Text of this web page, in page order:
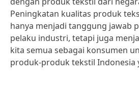
Peningkatan kualitas produk
hanya menjadi tanggung jawab
pelaku industri, tetapi juga
kita semua sebagai konsumen
produk-produk tekstil Indonesia